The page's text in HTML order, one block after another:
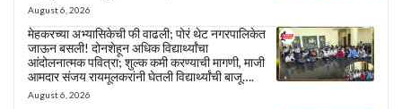
August 6, 2026
मेहकरच्या अभ्यासिकेची फी वाढली; पोरं थेट नगरपालिकेत
जाऊन बसली! दोनशेहून अधिक विद्यार्थ्यांचा
आंदोलनात्मक पवित्रा; शुल्क कमी करण्याची मागणी, माजी
आमदार संजय रायमूलकरांनी घेतली विद्यार्थ्यांची बाजू….
August 6, 2026